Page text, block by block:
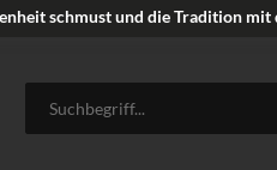
schmust und die Tradition